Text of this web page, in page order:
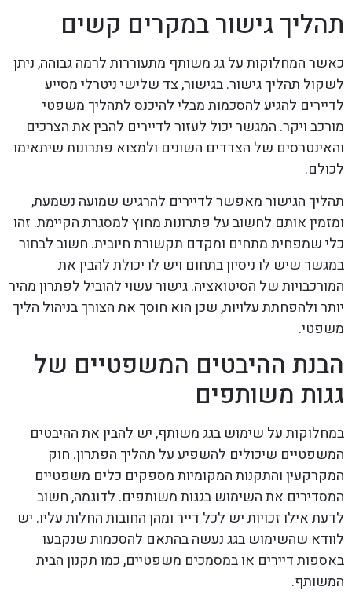
תהליך גישור במקרים קשים
כאשר המחלוקות על גג משותף מתעוררות לרמה גבוהה, ניתן
לשקול תהליך גישור. בגישור, צד שלישי ניטרלי מסייע
לדיירים להגיע להסכמות מבלי להיכנס לתהליך משפטי
מורכב ויקר. המגשר יכול לעזור לדיירים להבין את הצרכים
והאינטרסים של הצדדים השונים ולמצוא פתרונות שיתאימו
לכולם.
תהליך הגישור מאפשר לדיירים להרגיש שמועה נשמעת,
ומזמין אותם לחשוב על פתרונות מחוץ למסגרת הקיימת. זהו
כלי שמפחית מתחים ומקדם תקשורת חיובית. חשוב לבחור
במגשר שיש לו ניסיון בתחום ויש לו יכולת להבין את
המורכבויות של הסיטואציה. גישור עשוי להוביל לפתרון מהיר
יותר ולהפחתת עלויות, שכן הוא חוסך את הצורך בניהול הליך
משפטי.
הבנת ההיבטים המשפטיים של
גגות משותפים
במחלוקות על שימוש בגג משותף, יש להבין את ההיבטים
המשפטיים שיכולים להשפיע על תהליך הפתרון. חוק
המקרקעין והתקנות המקומיות מספקים כלים משפטיים
המסדירים את השימוש בגגות משותפים. לדוגמה, חשוב
לדעת אילו זכויות יש לכל דייר ומהן החובות החלות עליו. יש
לוודא שהשימוש בגג נעשה בהתאם להסכמות שנקבעו
באספות דיירים או במסמכים משפטיים, כמו תקנון הבית
המשותף.